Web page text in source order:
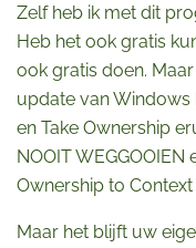
Zelf heb ik met dit
Heb het ook gratis
ook gratis doen.
update van
en Take Ownership
NOOIT
Ownership to
Maar het blijft uw